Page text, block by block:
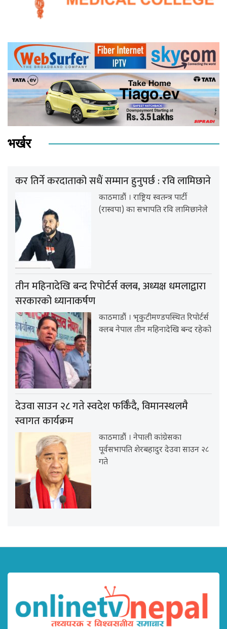
भर्खर
कर तिर्ने करदाताको सधैं सम्मान हुनुपर्छ : रवि लामिछाने
काठमाडौं । राष्ट्रिय स्वतन्त्र पार्टी
(रास्वपा) का सभापति रवि लामिछानेले
तीन महिनादेखि बन्द रिपोर्टर्स क्लब, अध्यक्ष धमलाद्वारा
सरकारको ध्यानाकर्षण
काठमाडौं । भृकुटीमण्डपस्थित रिपोर्टर्स
क्लब नेपाल तीन महिनादेखि बन्द रहेको
देउवा साउन २८ गते स्वदेश फर्किँदै, विमानस्थलमै
स्वागत कार्यक्रम
काठमाडौं । नेपाली कांग्रेसका
पूर्वसभापति शेरबहादुर देउवा साउन २८
गते